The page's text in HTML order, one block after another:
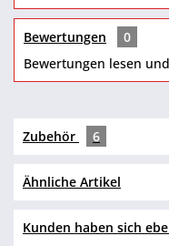
Bewertungen
0
Bewertungen lesen
Zubehör 6
Ähnliche Artikel
Kunden haben sich